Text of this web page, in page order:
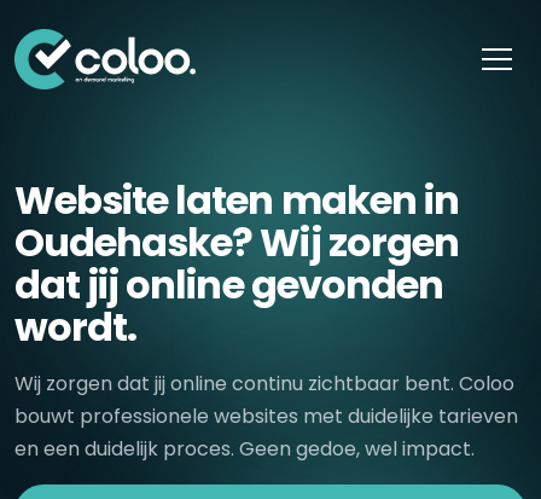
Website laten maken in
Oudehaske? Wij zorgen
dat jij online gevonden
wordt.
Wij zorgen dat jij online continu zichtbaar bent. Coloo
bouwt professionele websites met duidelijke tarieven
en een duidelijk proces. Geen gedoe, wel impact.